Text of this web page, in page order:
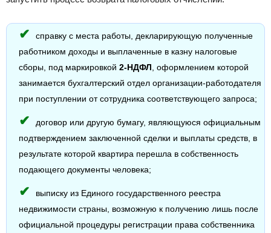
справку с места работы, декларирующую полученные
работником доходы и выплаченные в казну налоговые
сборы, под маркировкой 2-НДФЛ , оформлением которой
занимается бухгалтерский отдел организации-работодателя
при поступлении от сотрудника соответствующего запроса;
договор или другую бумагу, являющуюся официальным
подтверждением заключенной сделки и выплаты средств, в
результате которой квартира перешла в собственность
подающего документы человека;
выписку из Единого государственного реестра
недвижимости страны, возможную к получению лишь после
официальной процедуры регистрации права собственника